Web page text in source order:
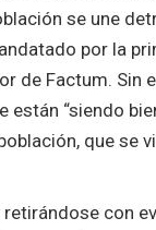
se une
por la
de Factum. Sin
están “siendo
que se
retirándose con